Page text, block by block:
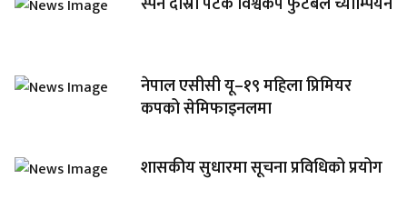
नेपाल एसीसी यू–१९ महिला प्रिमियर
कपको सेमिफाइनलमा
शासकीय सुधारमा सूचना प्रविधिको प्रयोग